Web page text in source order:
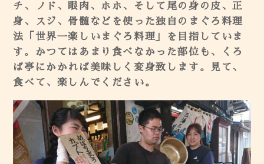
チ、ノド、眼肉、ホホ、そして尾の身の皮、正
身、スジ、骨髄などを使った独自のまぐろ料理
法「世界一楽しいまぐろ料理」を目指していま
す。かつてはあまり食べなかった部位も、くろ
ば亭にかかれば美味しく変身致します。見て、
食べて、楽しんでください。